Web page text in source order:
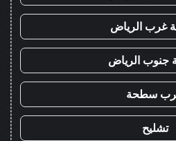
غرب الرياض
الرياض
سطحة
تشليح